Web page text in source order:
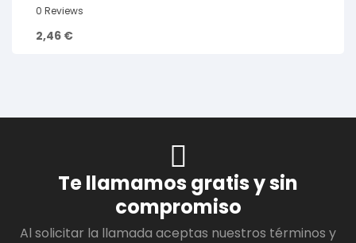
0 Reviews
2,46 €
Te llamamos gratis y sin
compromiso
Al solicitar la llamada aceptas nuestros términos y